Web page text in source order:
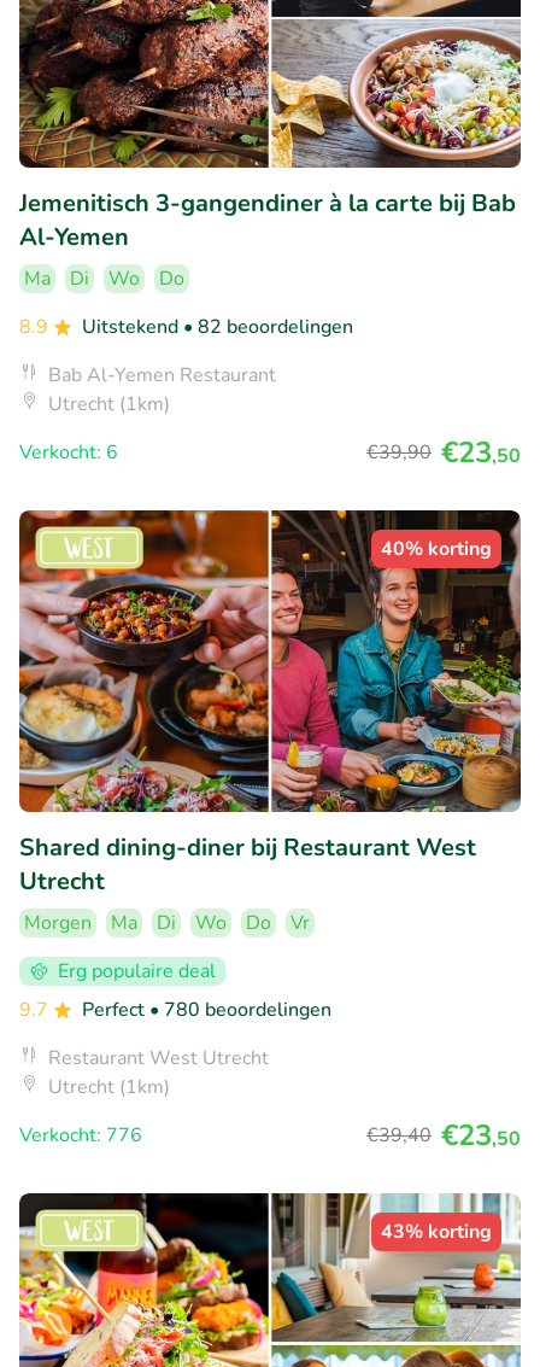
Jemenitisch 3-gangendiner à la carte bij Bab
Al-Yemen
Ma Di Wo
Do
8.9
Uitstekend • 82 beoordelingen
Bab Al-Yemen Restaurant
Utrecht (1km)
Verkocht: 6
€39,90 €23,50
40% korting
Shared dining-diner bij Restaurant West
Utrecht
Morgen Ma Di Wo Do
Vr
Erg populaire deal
9.7
Perfect • 780 beoordelingen
Restaurant West Utrecht
Utrecht (1km)
Verkocht: 776
€39,40 €23,50
43% korting